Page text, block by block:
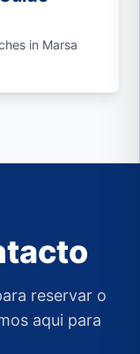
in Marsa
reservar o
aqui para